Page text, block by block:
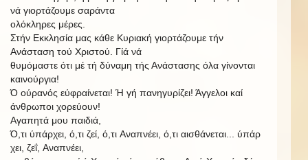
νά γιορτάζουμε σαράντα
ολόκληρες μέρες.
Στήν Εκκλησία μας κάθε Κυριακή γιορτάζουμε τήν
Ανάσταση τού Χριστού. Γίά νά
θυμόμαστε ότι μέ τή δύναμη τής Ανάστασης όλα γίνονται
καινούργια!
Ό ούρανός εύφραίνεται! Ή γή πανηγυρίζει! Άγγελοι καί
άνθρωποι χορεύουν!
Αγαπητά μου παιδιά,
Ό,τι ύπάρχει, ό,τι ζεί, ό,τι Αναπνέει, ό,τι αισθάνεται...
ύπάρ
χει, ζεΐ, Αναπνέει,